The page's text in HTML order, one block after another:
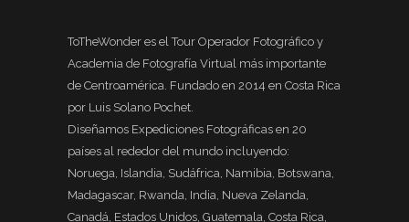
ToTheWonder es el Tour Operador Fotográfico y
Academia de Fotografía Virtual más importante
de Centroamérica. Fundado en 2014 en Costa Rica
por Luis Solano Pochet.
Diseñamos Expediciones Fotográficas en 20
países al rededor del mundo incluyendo:
Noruega, Islandia, Sudáfrica, Namibia, Botswana,
Madagascar, Rwanda, India, Nueva Zelanda,
Canadá, Estados Unidos, Guatemala, Costa Rica,